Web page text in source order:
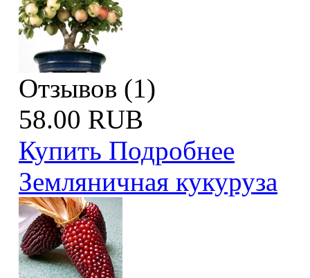
Отзывов (1)
58.00 RUB
Купить Подробнее
Земляничная кукуруза